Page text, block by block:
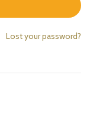
Lost your password?